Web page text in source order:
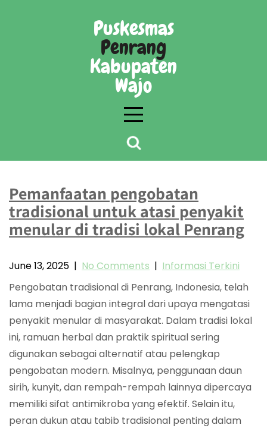
Puskesmas
Penrang
Kabupaten
Wajo
Pemanfaatan pengobatan
tradisional untuk atasi penyakit
menular di tradisi lokal Penrang
June 13, 2025 | No Comments | Informasi Terkini
Pengobatan tradisional di Penrang, Indonesia, telah
lama menjadi bagian integral dari upaya mengatasi
penyakit menular di masyarakat. Dalam tradisi lokal
ini, ramuan herbal dan praktik spiritual sering
digunakan sebagai alternatif atau pelengkap
pengobatan modern. Misalnya, penggunaan daun
sirih, kunyit, dan rempah-rempah lainnya dipercaya
memiliki sifat antimikroba yang efektif. Selain itu,
peran dukun atau tabib tradisional penting dalam